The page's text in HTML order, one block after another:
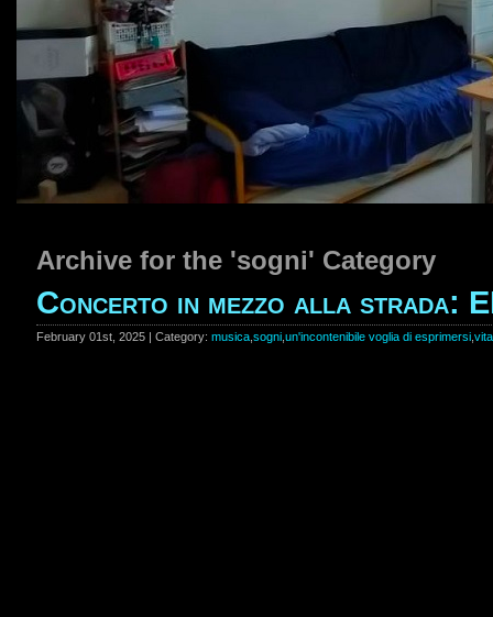
Archive for the 'sogni' Category
Concerto in mezzo alla strada:
February 01st, 2025 | Category: musica sogni un'incontenibile voglia di esprimersi vita